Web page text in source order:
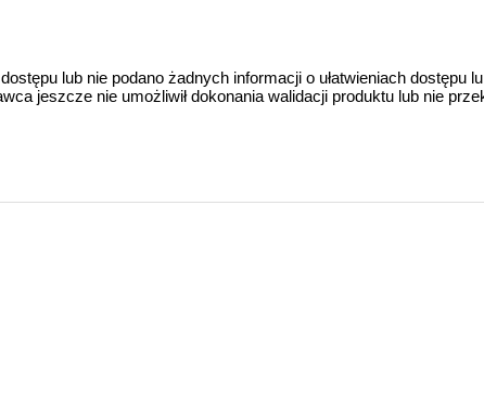
lub nie podano żadnych informacji o ułatwieniach dostępu
jeszcze nie umożliwił dokonania walidacji produktu lub nie